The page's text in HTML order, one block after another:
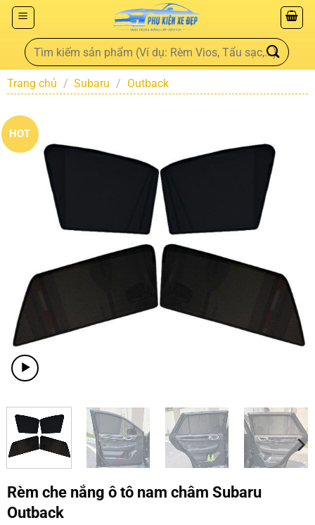
Trang chủ / Subaru / Outback
HOT
Rèm che nắng ô tô nam châm Subaru
Outback